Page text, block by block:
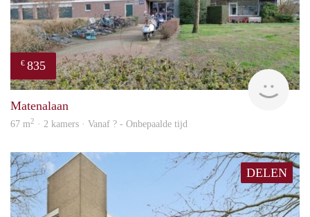
€ 835
Matenalaan
67 m2 · 2 kamers · Vanaf ? - Onbepaalde tijd
DELEN